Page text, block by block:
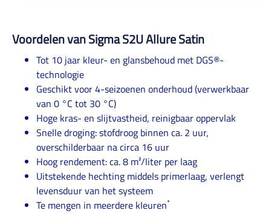
Voordelen van Sigma S2U Allure Satin
Tot 10 jaar kleur- en glansbehoud met DGS®-
technologie
Geschikt voor 4-seizoenen onderhoud (verwerkbaar
van 0 °C tot 30 °C)
Hoge kras- en slijtvastheid, reinigbaar oppervlak
Snelle droging: stofdroog binnen ca. 2 uur,
overschilderbaar na circa 16 uur
Hoog rendement: ca. 8 m²/liter per laag
Uitstekende hechting middels primerlaag, verlengt
levensduur van het systeem
Te mengen in meerdere kleuren*